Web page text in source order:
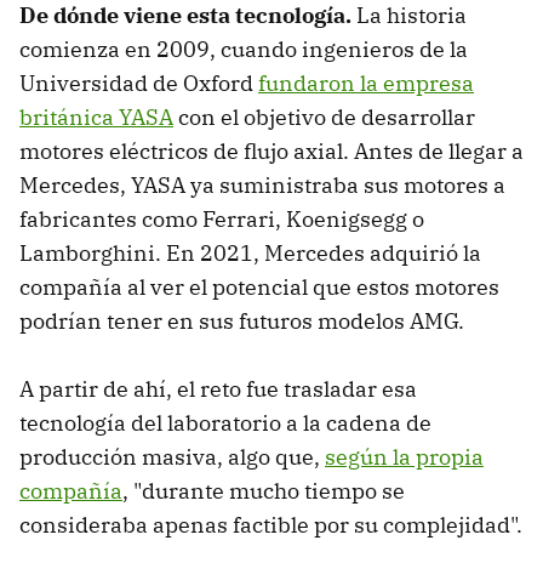
De dónde viene esta tecnología. La historia
comienza en 2009, cuando ingenieros de la
Universidad de Oxfordfundaron la empresa
británica YASAcon el objetivo de desarrollar
motores eléctricos de flujo axial. Antes de llegar a
Mercedes, YASA ya suministraba sus motores a
fabricantes como Ferrari, Koenigsegg o
Lamborghini. En 2021, Mercedes adquirió la
compañía al ver el potencial que estos motores
podrían tener en sus futuros modelos AMG.
A partir de ahí, el reto fue trasladar esa
tecnología del laboratorio a la cadena de
producción masiva, algo que, según la propia
compañía, "durante mucho tiempo se
consideraba apenas factible por su complejidad".